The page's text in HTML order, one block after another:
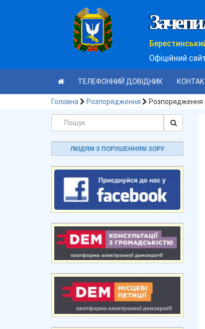
Офіційний
ТЕЛЕФОННИЙ ДОВІДНИК
Головна Розпорядження Розпорядження
ЛЮДЯМ З ПОРУШЕННЯМ ЗОРУ